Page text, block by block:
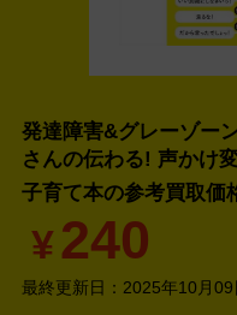
発達障害&グレーゾー
さんの伝わる! 声かけ
子育て本の参考買取価
¥240
最終更新日： 2025年10月09